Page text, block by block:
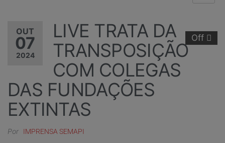
OUT
07
2024
Off
LIVE TRATA DA
TRANSPOSIÇÃO
COM COLEGAS
DAS FUNDAÇÕES
EXTINTAS
Por IMPRENSA SEMAPI